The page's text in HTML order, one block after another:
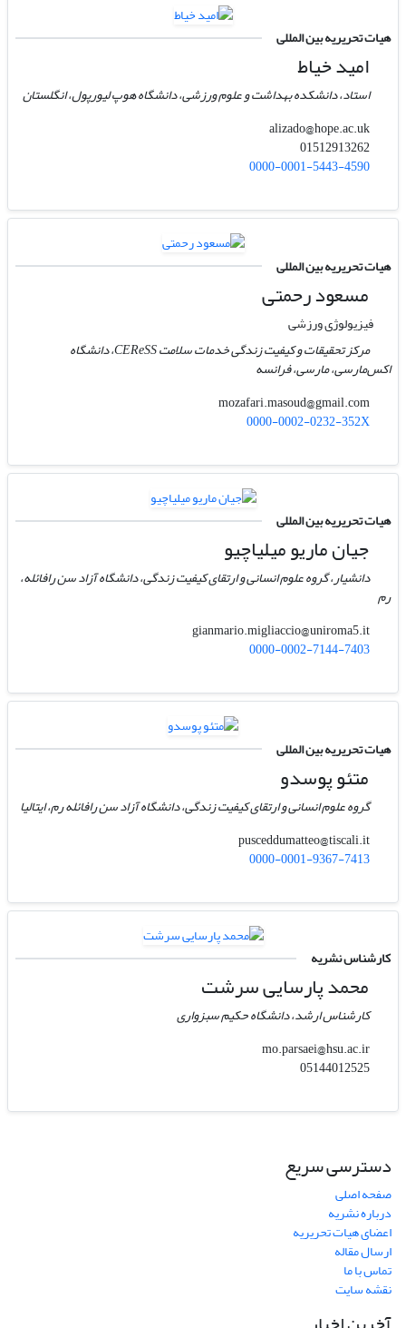
هیات تحریریه بین المللی
امید خیاط
استاد، دانشکده بهداشت و علوم ورزشی، دانشگاه هوپ لیورپول، انگلستان
alizado@hope.ac.uk
01512913262
0000-0001-5443-4590
هیات تحریریه بین المللی
مسعود رحمتی
فیزیولوژی ورزشی
مرکز تحقیقات و کیفیت زندگی خدمات سلامت CEReSS، دانشگاه
اکس‌مارسی، مارسی، فرانسه
mozafari.masoud@gmail.com
0000-0002-0232-352X
هیات تحریریه بین المللی
جیان ماریو میلیاچیو
دانشیار، گروه علوم انسانی و ارتقای کیفیت زندگی، دانشگاه آزاد سن رافائله،
رم
gianmario.migliaccio@uniroma5.it
0000-0002-7144-7403
هیات تحریریه بین المللی
متئو پوسدو
گروه علوم انسانی و ارتقای کیفیت زندگی، دانشگاه آزاد سن رافائله رم، ایتالیا
pusceddumatteo@tiscali.it
0000-0001-9367-7413
کارشناس نشریه
محمد پارسایی سرشت
کارشناس ارشد، دانشگاه حکیم سبزواری
mo.parsaei@hsu.ac.ir
05144012525
دسترسی سریع
صفحه اصلی
درباره نشریه
اعضای هیات تحریریه
ارسال مقاله
تماس با ما
نقشه سایت